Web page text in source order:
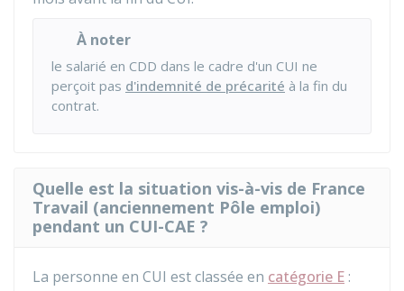
À noter
le salarié en CDD dans le cadre d'un CUI ne
perçoit pas d'indemnité de précarité à la fin du
contrat.
Quelle est la situation vis-à-vis de France
Travail (anciennement Pôle emploi)
pendant un CUI-CAE ?
La personne en CUI est classée en catégorie E :